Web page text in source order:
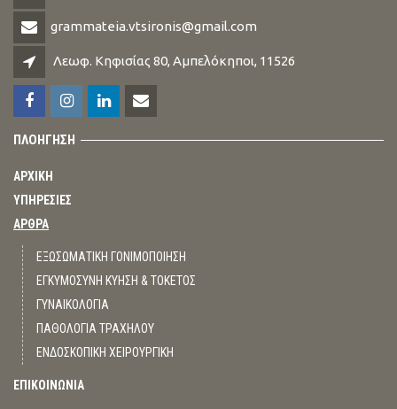
grammateia.vtsironis@gmail.com
Λεωφ. Κηφισίας 80, Αμπελόκηποι, 11526
ΠΛΟΗΓΗΣΗ
ΑΡΧΙΚΗ
ΥΠΗΡΕΣΙΕΣ
ΑΡΘΡΑ
ΕΞΩΣΩΜΑΤΙΚΗ ΓΟΝΙΜΟΠΟΙΗΣΗ
ΕΓΚΥΜΟΣΥΝΗ ΚΥΗΣΗ & ΤΟΚΕΤΟΣ
ΓΥΝΑΙΚΟΛΟΓΙΑ
ΠΑΘΟΛΟΓΙΑ ΤΡΑΧΗΛΟΥ
ΕΝΔΟΣΚΟΠΙΚΗ ΧΕΙΡΟΥΡΓΙΚΗ
ΕΠΙΚΟΙΝΩΝΙΑ